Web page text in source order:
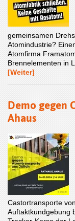
gemeinsamen
Atomindustrie?
Atomfirma
Brennelementen in
[Weiter]
Demo gegen
Ahaus
Castortransporte
Auftaktkundgebung